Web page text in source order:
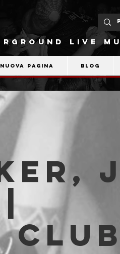
LIVE
Nuova pagina Blog